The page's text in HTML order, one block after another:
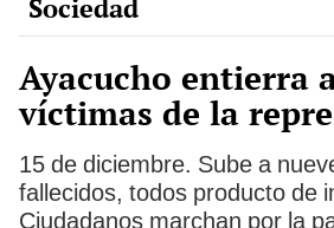
Sociedad
Ayacucho entierra
víctimas de la
15 de diciembre. Sube a
fallecidos, todos producto de
Ciudadanos marchan por la